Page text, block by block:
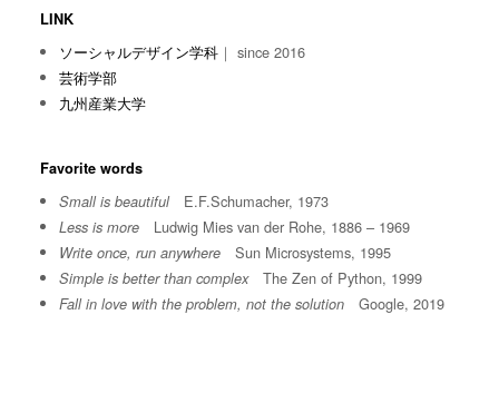
LINK
ソーシャルデザイン学科 ｜ since 2016
芸術学部
九州産業大学
Favorite words
Small is beautifulE.F.Schumacher, 1973
Less is more Ludwig Mies van der Rohe, 1886 – 1969
Write once, run anywhere Sun Microsystems, 1995
Simple is better than complexThe Zen of Python, 1999
Fall in love with the problem, not the solution Google, 2019